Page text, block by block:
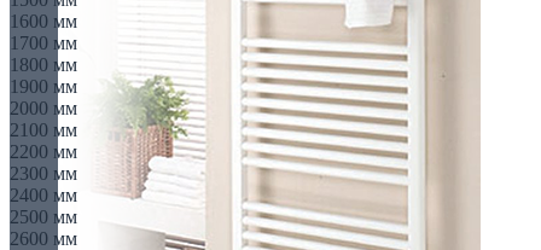
1600 мм
1700 мм
1800 мм
1900 мм
2000 мм
2100 мм
2200 мм
2300 мм
2400 мм
2500 мм
2600 мм